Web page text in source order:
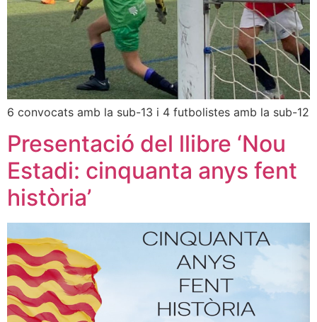
6 convocats amb la sub-13 i 4 futbolistes amb la sub-12
Presentació del llibre ‘Nou
Estadi: cinquanta anys fent
història’